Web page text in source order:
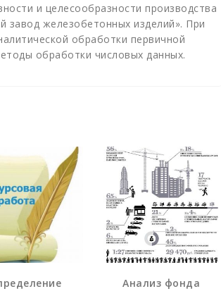
и целесообразности производства
завод железобетонных изделий». При
обработки первичной
обработки числовых данных.
Анализ фонда